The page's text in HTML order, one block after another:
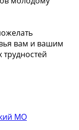
вам и вашим
МО